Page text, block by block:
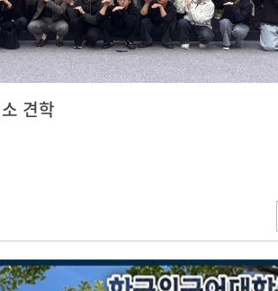
견학